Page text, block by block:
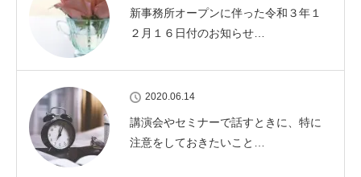
新事務所オープンに伴った令和３年１
２月１６日付のお知らせ…
2020.06.14
講演会やセミナーで話すときに、特に
注意をしておきたいこと…